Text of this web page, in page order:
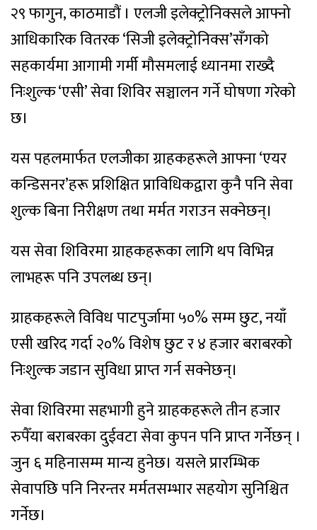
२९ फागुन, काठमाडौं । एलजी इलेक्ट्रोनिक्सले आफ्नो
आधिकारिक वितरक ‘सिजी इलेक्ट्रोनिक्स’सँगको
सहकार्यमा आगामी गर्मी मौसमलाई ध्यानमा राख्दै
निःशुल्क ‘एसी’ सेवा शिविर सञ्चालन गर्ने घोषणा गरेको
छ।
यस पहलमार्फत एलजीका ग्राहकहरूले आफ्ना ‘एयर
कन्डिसनर’हरू प्रशिक्षित प्राविधिकद्वारा कुनै पनि सेवा
शुल्क बिना निरीक्षण तथा मर्मत गराउन सक्नेछन्।
यस सेवा शिविरमा ग्राहकहरूका लागि थप विभिन्न
लाभहरू पनि उपलब्ध छन्।
ग्राहकहरूले विविध पाटपुर्जामा ५०% सम्म छुट, नयाँ
एसी खरिद गर्दा २०% विशेष छुट र ४ हजार बराबरको
निःशुल्क जडान सुविधा प्राप्त गर्न सक्नेछन्।
सेवा शिविरमा सहभागी हुने ग्राहकहरूले तीन हजार
रुपैँया बराबरका दुईवटा सेवा कुपन पनि प्राप्त गर्नेछन् ।
जुन ६ महिनासम्म मान्य हुनेछ। यसले प्रारम्भिक
सेवापछि पनि निरन्तर मर्मतसम्भार सहयोग सुनिश्चित
गर्नेछ।